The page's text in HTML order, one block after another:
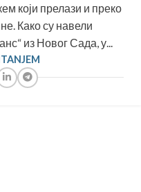
који прелази и преко
Како су навели
из Новог Сада, у...